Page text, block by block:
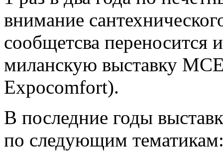
внимание
сообщетсва
миланскую выставку
Expocomfort).
В последние годы
по следующим